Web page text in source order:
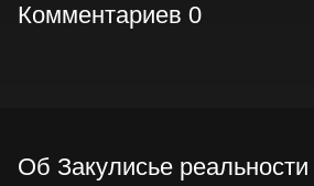
Комментариев 0
Об Закулисье